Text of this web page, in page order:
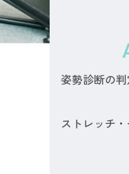
姿勢診断の
ストレッチ